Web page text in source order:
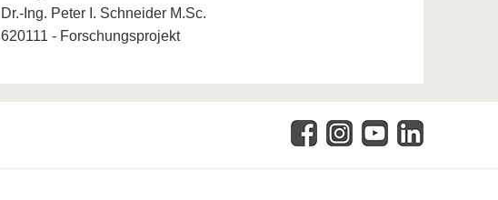
Dr.-Ing. Peter I. Schneider M.Sc.
620111 - Forschungsprojekt